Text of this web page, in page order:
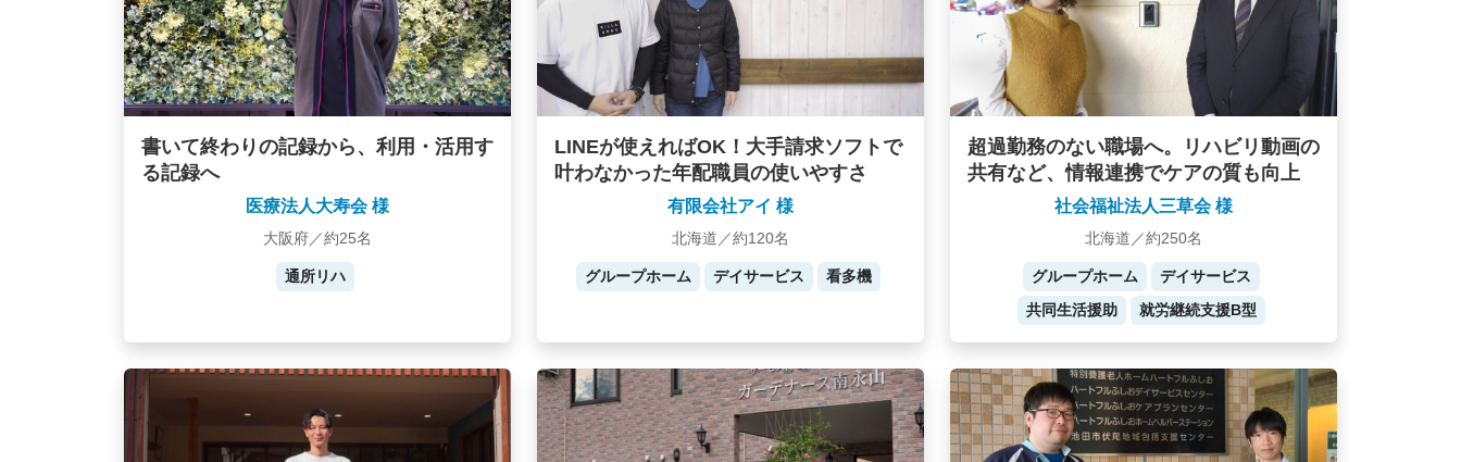
書いて終わりの記録から、利用・活用す
る記録へ
医療法人大寿会 様
大阪府／約25名
通所リハ
LINEが使えればOK！大手請求ソフトで
叶わなかった年配職員の使いやすさ
有限会社アイ 様
北海道／約120名
グループホーム デイサービス 看多機
超過勤務のない職場へ。リハビリ動画の
共有など、情報連携でケアの質も向上
社会福祉法人三草会 様
北海道／約250名
グループホーム
デイサービス
共同生活援助
就労継続支援B型